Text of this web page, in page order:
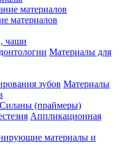
материалов
чаши
Материалы для
Материалы
Силаны (праймеры)
Аппликационная